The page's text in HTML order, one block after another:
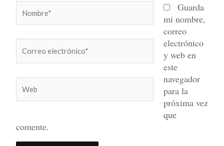
electrónico*
Guarda
mi nombre,
correo
electrónico
y web en
este
navegador
para la
próxima vez
que
comente.